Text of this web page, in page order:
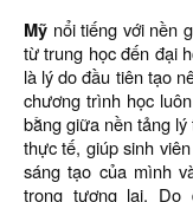
Mỹ nổi tiếng với nền
từ trung học đến đại
là lý do đầu tiên tạo
chương trình học
bằng giữa nền tảng
thực tế, giúp sinh
sáng tạo của mình
trong tương lai. Do